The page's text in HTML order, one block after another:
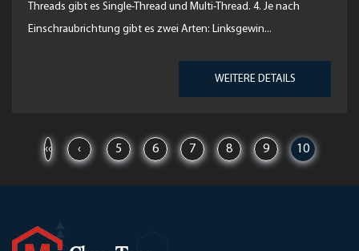
Threads gibt es Single-Thread und Multi-Thread. 4. Je nach
Einschraubrichtung gibt es zwei Arten: Linksgewin...
WEITERE DETAILS
‹‹ ‹ 5 6 7 8 9 10